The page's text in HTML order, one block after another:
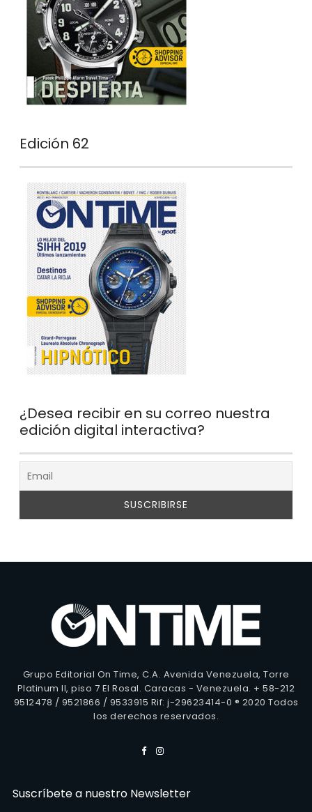
Edición 62
¿Desea recibir en su correo nuestra
edición digital interactiva?
Grupo Editorial On Time, C.A. Avenida Venezuela, Torre
Platinum II, piso 7 El Rosal. Caracas - Venezuela. + 58-212
9512478 / 9521866 / 9533915 Rif: j-29623414-0 ® 2020 Todos
los derechos reservados.
Suscríbete a nuestro Newsletter